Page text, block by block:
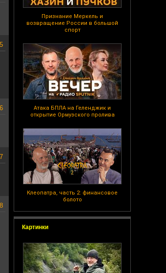
Признание Меркель и
возвращение России в большой
спорт
Атака БПЛА на Геленджик и
открытие Ормузского пролива
Клеопатра, часть 2: финансовое
болото
Картинки